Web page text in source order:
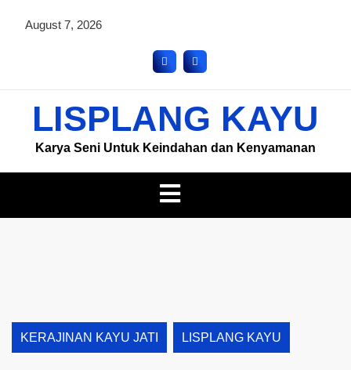
August 7, 2026
LISPLANG KAYU
Karya Seni Untuk Keindahan dan Kenyamanan
KERAJINAN KAYU JATI LISPLANG KAYU